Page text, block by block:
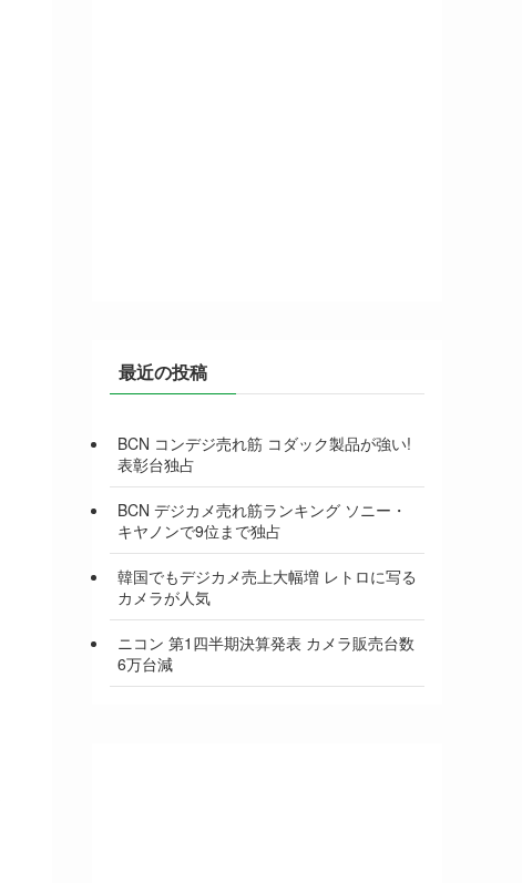
最近の投稿
BCN コンデジ売れ筋 コダック製品が強い!
表彰台独占
BCN デジカメ売れ筋ランキング ソニー・
キヤノンで9位まで独占
韓国でもデジカメ売上大幅増 レトロに写る
カメラが人気
ニコン 第1四半期決算発表 カメラ販売台数
6万台減